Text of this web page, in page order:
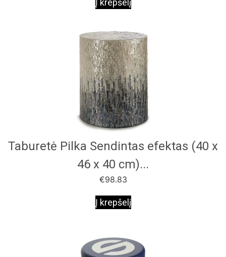
Į krepšelį
Taburetė Pilka Sendintas efektas (40 x
46 x 40 cm)...
€98.83
Į krepšelį